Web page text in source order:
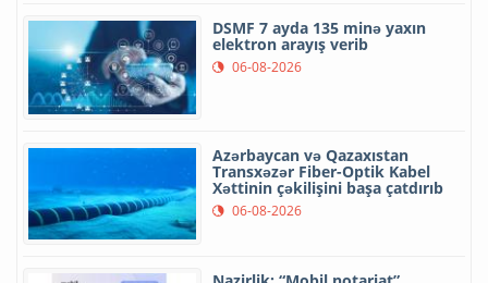
DSMF 7 ayda 135 minə yaxın
elektron arayış verib
06-08-2026
Azərbaycan və Qazaxıstan
Transxəzər Fiber-Optik Kabel
Xəttinin çəkilişini başa çatdırıb
06-08-2026